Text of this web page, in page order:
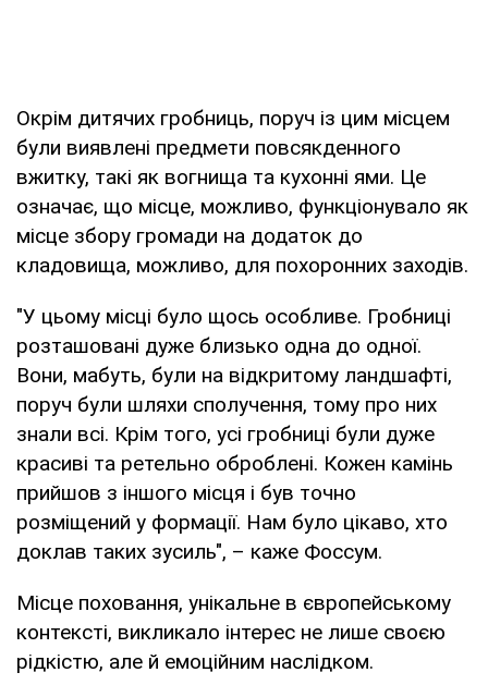
Окрім дитячих гробниць, поруч із цим місцем
були виявлені предмети повсякденного
вжитку, такі як вогнища та кухонні ями. Це
означає, що місце, можливо, функціонувало як
місце збору громади на додаток до
кладовища, можливо, для похоронних заходів.
"У цьому місці було щось особливе. Гробниці
розташовані дуже близько одна до одної.
Вони, мабуть, були на відкритому ландшафті,
поруч були шляхи сполучення, тому про них
знали всі. Крім того, усі гробниці були дуже
красиві та ретельно оброблені. Кожен камінь
прийшов з іншого місця і був точно
розміщений у формації. Нам було цікаво, хто
доклав таких зусиль", – каже Фоссум.
Місце поховання, унікальне в європейському
контексті, викликало інтерес не лише своєю
рідкістю, але й емоційним наслідком.